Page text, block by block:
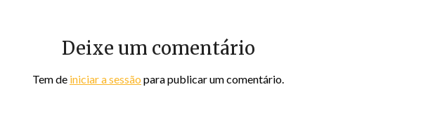
Deixe um comentário
Tem de iniciar a sessão para publicar um comentário.